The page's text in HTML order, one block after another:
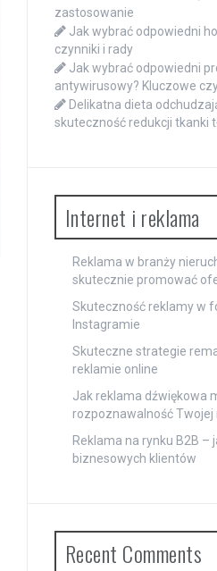
zastosowanie
Jak wybrać odpowiedni
czynniki i rady
Jak wybrać odpowiedni
antywirusowy? Kluczowe
Delikatna dieta
skuteczność redukcji tkanki
Internet i reklama
Reklama w branży
skutecznie promować
Skuteczność reklamy w
Instagramie
Skuteczne strategie
reklamie online
Jak reklama dźwiękowa
rozpoznawalność Twojej
Reklama na rynku B2B –
biznesowych klientów
Recent Comments